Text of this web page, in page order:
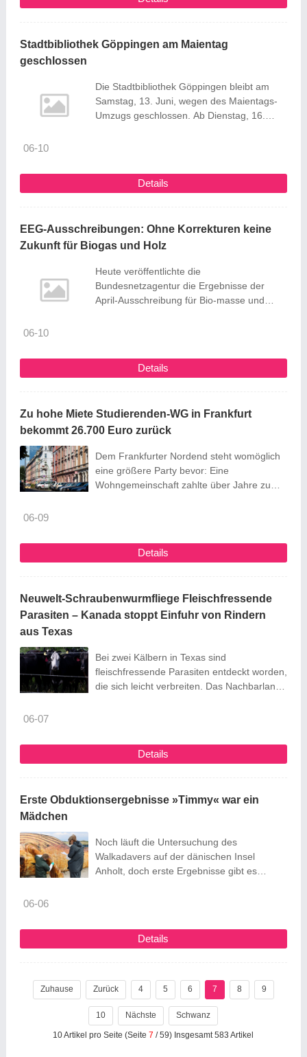
Backpulver von Dr. Oetker, die Airwaves-
„Mikronährstoffkonzentrat“ LaVita und die
Stadtbibliothek Göppingen am Maientag
geschlossen
Die Stadtbibliothek Göppingen bleibt am
Samstag, 13. Juni, wegen des Maientags-
Umzugs geschlossen. Ab Dienstag, 16.
Öffnungszeiten sind Dienstag bis Freitag
von 10 bis 19 Uhr sowie Samstag von 10
06-10
Details
EEG-Ausschreibungen: Ohne Korrekturen keine
Zukunft für Biogas und Holz
Heute veröffentlichte die
Bundesnetzagentur die Ergebnisse der
April-Ausschreibung für Bio-masse und
Unterdeckung der Ausschreibungen
verdeutlich erneut den großen
Maisdeckel oder die Begrenzung der
Betriebsstunden verhindern Investitionen in
...
06-10
Details
Zu hohe Miete Studierenden-WG in Frankfurt
bekommt 26.700 Euro zurück
Dem Frankfurter Nordend steht womöglich
eine größere Party bevor: Eine
Wohngemeinschaft zahlte über Jahre zu
06-09
Details
Neuwelt-Schraubenwurmfliege Fleischfressende
Parasiten – Kanada stoppt Einfuhr von Rindern
aus Texas
Bei zwei Kälbern in Texas sind
fleischfressende Parasiten entdeckt worden,
die sich leicht verbreiten. Das Nachbarland
06-07
Details
Erste Obduktionsergebnisse »Timmy« war ein
Mädchen
Noch läuft die Untersuchung des
Walkadavers auf der dänischen Insel
Anholt, doch erste Ergebnisse gibt es
06-06
Details
Zuhause Zurück 4 5 6 7 8 9
10 Nächste Schwanz
10 Artikel pro Seite (Seite7 / 59) Insgesamt 583 Artikel